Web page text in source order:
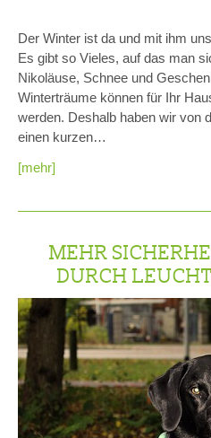
Der Winter ist da und mit ihm
Es gibt so Vieles, auf das man
Nikoläuse, Schnee und
Winterträume können für Ihr
werden. Deshalb haben wir von
einen kurzen…
[mehr]
MEHR
DURCH